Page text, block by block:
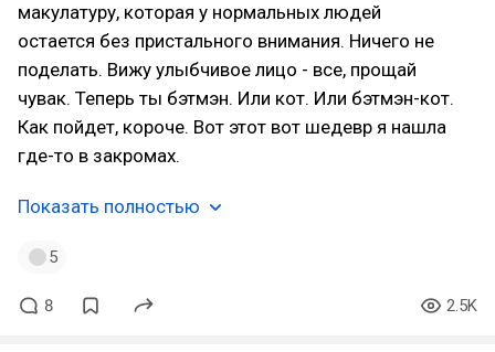
макулатуру, которая у нормальных людей
остается без пристального внимания. Ничего не
поделать. Вижу улыбчивое лицо - все, прощай
чувак. Теперь ты бэтмэн. Или кот. Или бэтмэн-кот.
Как пойдет, короче. Вот этот вот шедевр я нашла
где-то в закромах.
Показать полностью
5
8 2.5K